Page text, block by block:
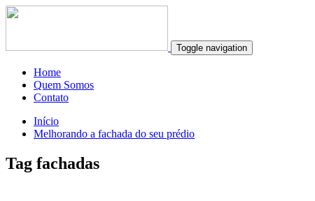
Toggle navigation
Home
Quem Somos
Contato
Início
Melhorando a fachada do seu prédio
Tag fachadas